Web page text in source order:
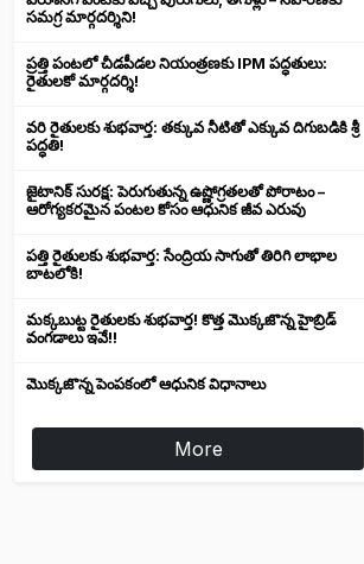
సమగ్ర మార్గదర్శిని!
ప్రత్తి పంటలో చీడపీడల నియంత్రణకు IPM పద్ధతులు:
రైతులకో మార్గదర్శి!
వరి రైతులకు శుభవార్త: తక్కువ నీటితో ఎక్కువ దిగుబడికి శ్రీ
పద్ధతి!
జైటానిక్ సురక్ష: పెరుగుతున్న ఉష్ణోగ్రతలతో పోరాటం –
ఆరోగ్యకరమైన పంటల కోసం ఆధునిక జీవ ఎరువు
పత్తి రైతులకు శుభవార్త: సేంద్రియ సాగుతో తిరిగి లాభాల
బాటలోకి!
మక్కబుట్ట రైతులకు శుభవార్త! కొత్త మొక్కజొన్న హైబ్రిడ్
వంగడాలు ఇవే!!
మొక్కజొన్న పెంపకంలో ఆధునిక విధానాలు
More